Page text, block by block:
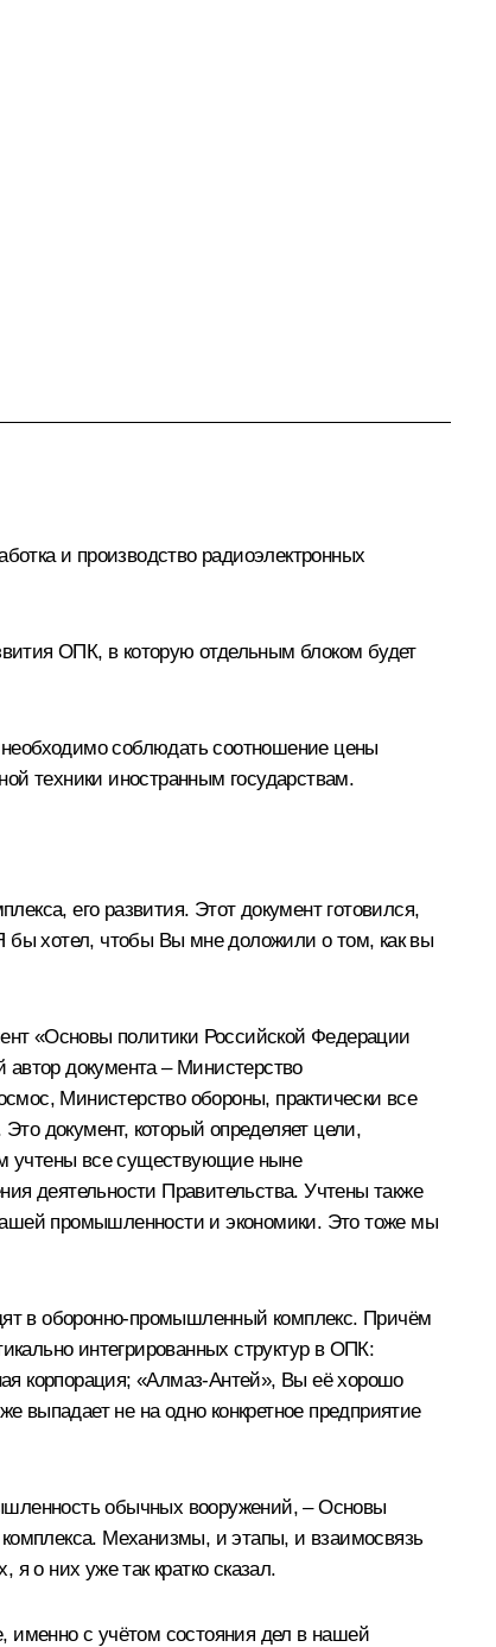
и производство радиоэлектронных
ОПК, в которую отдельным блоком будет
соблюдать соотношение цены
техники иностранным государствам.
его развития. Этот документ готовился,
бы хотел, чтобы Вы мне доложили о том, как вы
«Основы политики Российской Федерации
документа – Министерство
Министерство обороны, практически все
документ, который определяет цели,
учтены все существующие ныне
деятельности Правительства. Учтены также
промышленности и экономики. Это тоже мы
в оборонно-промышленный комплекс. Причём
интегрированных структур в ОПК:
корпорация; «Алмаз-Антей», Вы её хорошо
выпадает не на одно конкретное предприятие
обычных вооружений, – Основы
Механизмы, и этапы, и взаимосвязь
о них уже так кратко сказал.
именно с учётом состояния дел в нашей